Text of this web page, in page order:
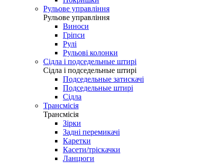
Рульове управління
Рульове управління
Виноси
Гріпси
Рулі
Рульові колонки
Сідла і подседельные штирі
Сідла і подседельные штирі
Подседельные затискачі
Подседельные штирі
Сідла
Трансмісія
Трансмісія
Зірки
Задні перемикачі
Каретки
Касети/тріскачки
Ланцюги